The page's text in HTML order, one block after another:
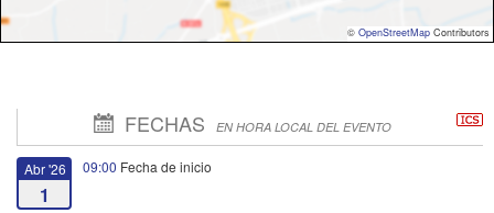
© OpenStreetMap Contributors
FECHAS EN HORA LOCAL DEL EVENTO
Abr '26
1
09:00 Fecha de inicio